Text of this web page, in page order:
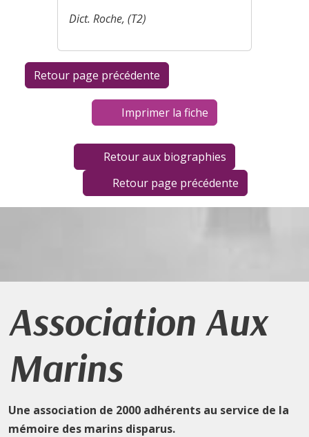
Dict. Roche, (T2)
Imprimer la fiche
Retour aux biographies
Retour page précédente
Association Aux
Marins
Une association de 2000 adhérents au service de la
mémoire des marins disparus.